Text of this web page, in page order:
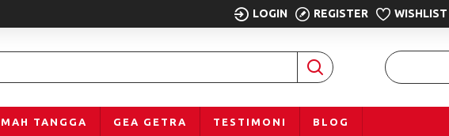
LOGIN REGISTER WISHLIST
TANGGA GEA GETRA TESTIMONI BLOG